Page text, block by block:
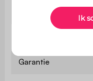
Garantie